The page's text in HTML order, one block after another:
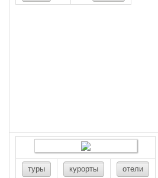
туры курорты отели